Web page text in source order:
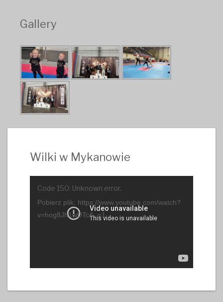
Gallery
Wilki w Mykanowie
Code 150: Unknown error.
Pobierz plik: https://www.youtube.com/watch?
v=hog8Jh1wDTc&_=1